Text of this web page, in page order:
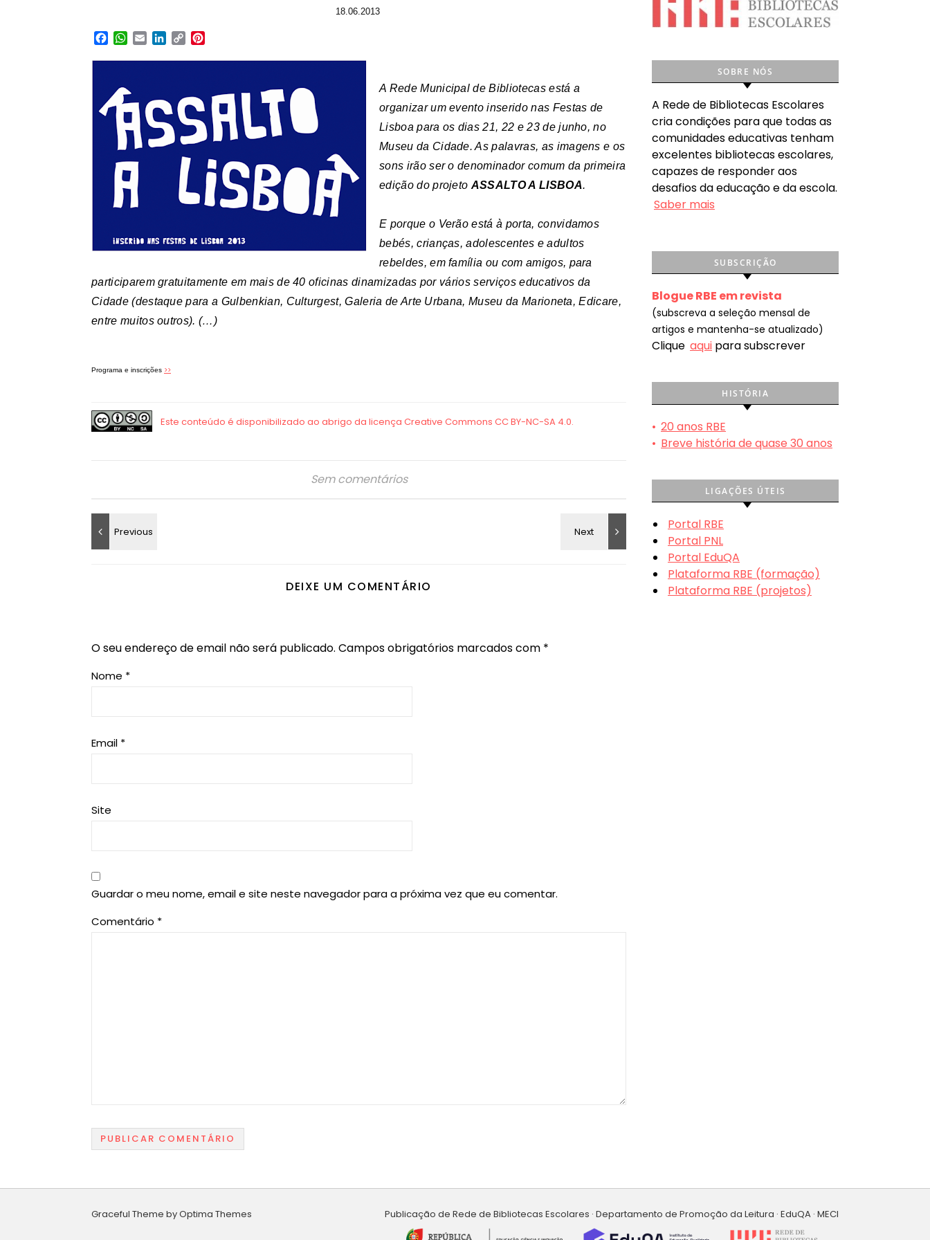
18.06.2013
Facebook
WhatsApp
EmailLinkedIn
Copy
A Rede Municipal de Bibliotecas está a
organizar um evento inserido nas Festas de
Lisboa para os dias 21, 22 e 23 de junho, no
Museu da Cidade. As palavras, as imagens e os
sons irão ser o denominador comum da primeira
edição do projeto ASSALTO A LISBOA.
E porque o Verão está à porta, convidamos
bebés, crianças, adolescentes e adultos
rebeldes, em família ou com amigos, para
participarem gratuitamente em mais de 40 oficinas dinamizadas por vários serviços educativos da
Cidade (destaque para a Gulbenkian, Culturgest, Galeria de Arte Urbana, Museu da Marioneta, Edicare,
entre muitos outros). (…)
Programa e inscrições >>
Sem comentários
DEIXE UM COMENTÁRIO
O seu endereço de email não será publicado. Campos obrigatórios marcados com *
Nome *
Email *
Site
Guardar o meu nome, email e site neste navegador para a próxima vez que eu comentar.
Comentário *
SOBRE NÓS
A Rede de Bibliotecas Escolares
cria condições para que todas as
comunidades educativas tenham
excelentes bibliotecas escolares,
capazes de responder aos
desafios da educação e da escola.
Saber mais
SUBSCRIÇÃO
Blogue RBE em revista
(subscreva a seleção mensal de
artigos e mantenha-se atualizado)
Clique aqui para subscrever
HISTÓRIA
• 20 anos RBE
• Breve história de quase 30 anos
LIGAÇÕES ÚTEIS
Portal RBE
Portal PNL
Portal EduQA
Plataforma RBE (formação)
Plataforma RBE (projetos)
Publicação de Rede de Bibliotecas Escolares · Departamento de Promoção da Leitura · EduQA · MECI
Graceful Theme byOptima Themes